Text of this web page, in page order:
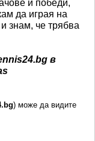
и победи,
да играя на
знам, че трябва
в
) може да видите